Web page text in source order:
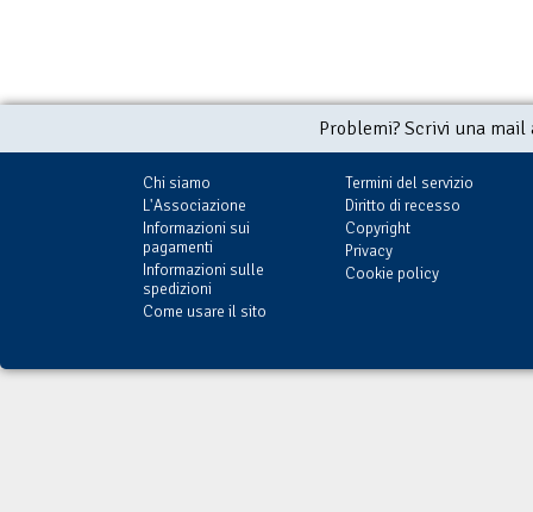
Problemi? Scrivi una
Chi siamo
L'Associazione
Informazioni sui
pagamenti
Informazioni sulle
spedizioni
Come usare il sito
Termini del servizio
Diritto di recesso
Copyright
Privacy
Cookie policy